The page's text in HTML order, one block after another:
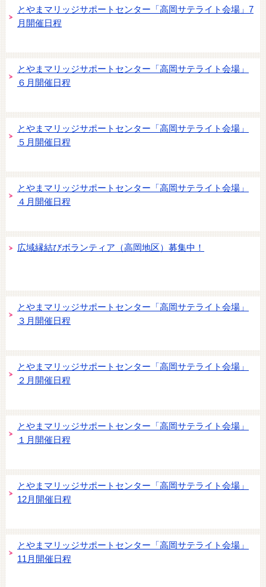
とやまマリッジサポートセンター「高岡サテライト会場」7
月開催日程
とやまマリッジサポートセンター「高岡サテライト会場」
６月開催日程
とやまマリッジサポートセンター「高岡サテライト会場」
５月開催日程
とやまマリッジサポートセンター「高岡サテライト会場」
４月開催日程
広域縁結びボランティア（高岡地区）募集中！
とやまマリッジサポートセンター「高岡サテライト会場」
３月開催日程
とやまマリッジサポートセンター「高岡サテライト会場」
２月開催日程
とやまマリッジサポートセンター「高岡サテライト会場」
１月開催日程
とやまマリッジサポートセンター「高岡サテライト会場」
12月開催日程
とやまマリッジサポートセンター「高岡サテライト会場」
11月開催日程